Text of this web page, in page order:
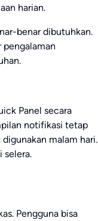
harian.
benar dibutuhkan.
Panel secara
notifikasi tetap
malam hari.
selera.
Pengguna bisa